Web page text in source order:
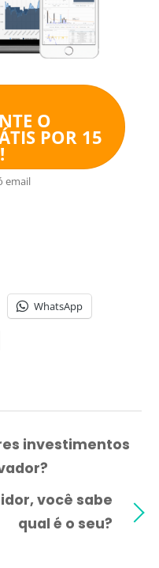
O
POR 15
email
WhatsApp
investimentos
você sabe
qual é o seu?